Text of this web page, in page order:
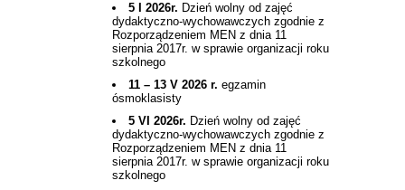
5 I 2026r. Dzień wolny od zajęć
dydaktyczno-wychowawczych zgodnie z
Rozporządzeniem MEN z dnia 11
sierpnia 2017r. w sprawie organizacji roku
szkolnego
11 – 13 V 2026 r. egzamin
ósmoklasisty
5 VI 2026r. Dzień wolny od zajęć
dydaktyczno-wychowawczych zgodnie z
Rozporządzeniem MEN z dnia 11
sierpnia 2017r. w sprawie organizacji roku
szkolnego